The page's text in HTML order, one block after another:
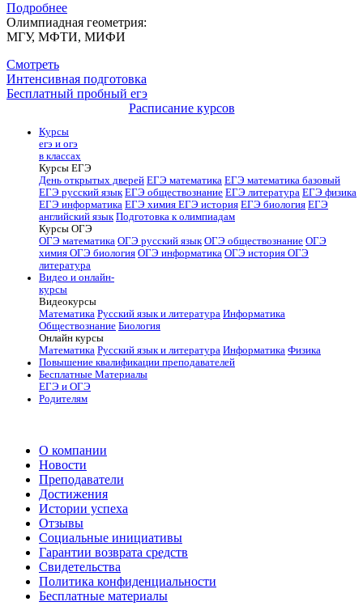
Подробнее
Олимпиадная геометрия:
МГУ, МФТИ, МИФИ
Смотреть
Интенсивная подготовка
Бесплатный пробный егэ
Расписание курсов
Курсы
егэ и огэ
в классах
Курсы ЕГЭ
День открытых дверей ЕГЭ математика ЕГЭ математика базовый
ЕГЭ русский язык ЕГЭ обществознание ЕГЭ литература ЕГЭ физика
ЕГЭ информатика ЕГЭ химия ЕГЭ история ЕГЭ биология ЕГЭ
английский язык Подготовка к олимпиадам
Курсы ОГЭ
ОГЭ математика ОГЭ русский язык ОГЭ обществознание ОГЭ
химия ОГЭ биология ОГЭ информатика ОГЭ история ОГЭ
литература
Видео и онлайн-
курсы
Видеокурсы
Математика Русский язык и литература Информатика
Обществознание Биология
Онлайн курсы
Математика Русский язык и литература Информатика Физика
Повышение квалификации преподавателей
Бесплатные Материалы
ЕГЭ и ОГЭ
Родителям
О компании
Новости
Преподаватели
Достижения
Истории успеха
Отзывы
Социальные инициативы
Гарантии возврата средств
Свидетельства
Политика конфиденциальности
Бесплатные материалы